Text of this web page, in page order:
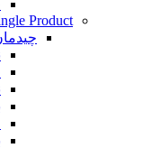
Product